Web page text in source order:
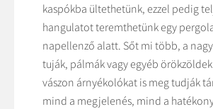
kaspókba ültethetünk, ezzel pedig
hangulatot teremthetünk egy
napellenző alatt. Sőt mi több, a
tuják, pálmák vagy egyéb
vászon árnyékolókat is meg tudják
mind a megjelenés, mind a